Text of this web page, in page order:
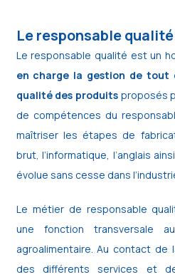
Le responsable
Le responsable qualité est un
en charge la gestion de tout
qualité des produitsproposés
de compétences du
maîtriser les étapes de
brut, l’informatique, l’anglais
évolue sans cesse dans
Le métier de responsable
une fonction transversale
agroalimentaire. Au contact de
des différents services et